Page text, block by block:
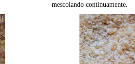
mescolando continuamente.